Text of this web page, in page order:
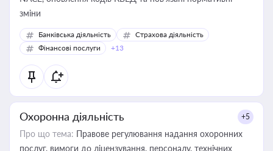
зміни
Банківська діяльність
Страхова діяльність
Фінансові послуги
+13
Охоронна діяльність +5
Про що тема: Правове регулювання надання охоронних
послуг, вимоги до ліцензування, персоналу, технічних